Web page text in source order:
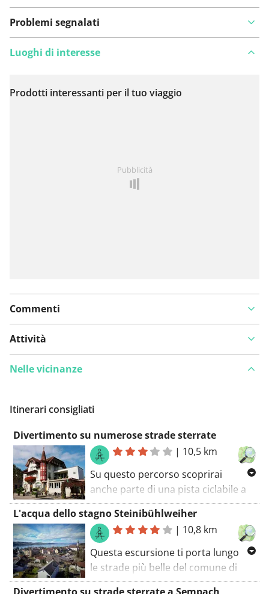
Problemi segnalati
Visualizza sulla mappa
Luoghi di interesse
Prodotti interessanti per il tuo viaggio
Pubblicità
Commenti
Attività
Nelle vicinanze
Itinerari consigliati
Divertimento su numerose strade sterrate
| 10,5 km
Su questo percorso scoprirai
anche parte di una pista ciclabile a
lunga distanza. Quando vedi i segni
rossi e bianchi lungo la strada, sei
su uno dei sentieri GR lungo il tuo
percorso. Il percorso a piedi inizia al
parcheggio. Goditi l'esperienza!
L'acqua dello stagno Steinibühlweiher
| 10,8 km
Questa escursione ti porta lungo
le strade più belle del comune di
Sempach. Questo percorso vi